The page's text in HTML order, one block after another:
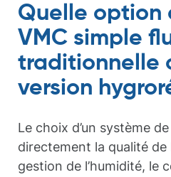
Quelle option
VMC simple
traditionnelle
version
Le choix d’un système
directement la qualité de
gestion de l’humidité, le